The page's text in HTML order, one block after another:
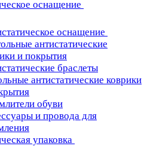
оснащение
оснащение
антистатические
и покрытия
браслеты
антистатические коврики
обуви
и провода для
упаковка